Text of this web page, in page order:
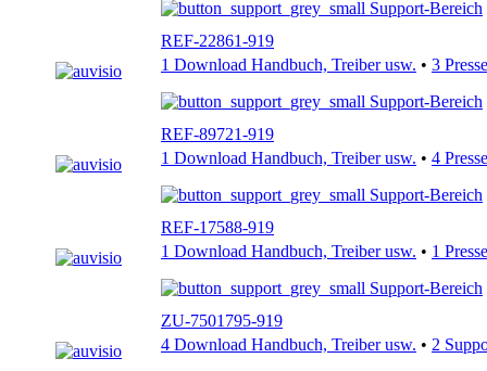
Support-Bereich
REF-22861-919
1 Download Handbuch, Treiber usw. • 3
Support-Bereich
REF-89721-919
1 Download Handbuch, Treiber usw. • 4
Support-Bereich
REF-17588-919
1 Download Handbuch, Treiber usw. • 1
Support-Bereich
ZU-7501795-919
4 Download Handbuch, Treiber usw. • 2